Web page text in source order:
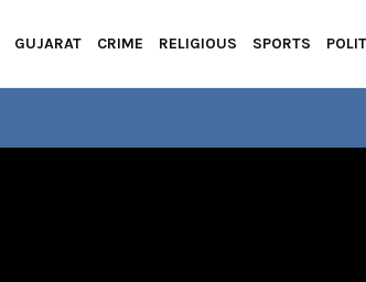
GUJARAT CRIME RELIGIOUS SPORTS